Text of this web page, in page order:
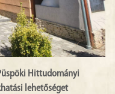
Hittudományi
lehetőséget